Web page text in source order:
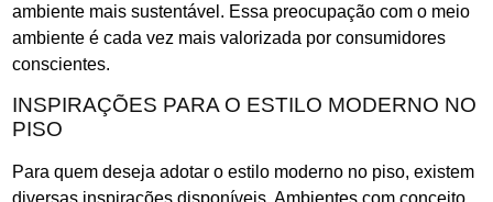
ambiente mais sustentável. Essa preocupação com o meio
ambiente é cada vez mais valorizada por consumidores
conscientes.
INSPIRAÇÕES PARA O ESTILO MODERNO NO
PISO
Para quem deseja adotar o estilo moderno no piso, existem